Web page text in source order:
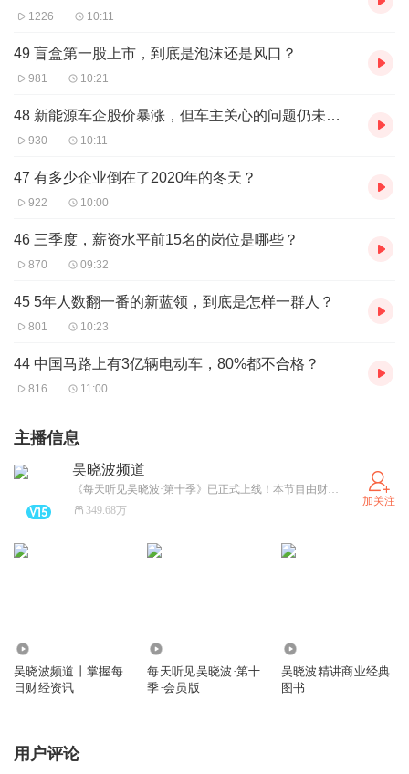
1226 10:11
49 盲盒第一股上市，到底是泡沫还是风口？
981 10:21
48 新能源车企股价暴涨，但车主关心的问题仍未解决
930 10:11
47 有多少企业倒在了2020年的冬天？
922 10:00
46 三季度，薪资水平前15名的岗位是哪些？
870 09:32
45 5年人数翻一番的新蓝领，到底是怎样一群人？
801 10:23
44 中国马路上有3亿辆电动车，80%都不合格？
816 11:00
主播信息
吴晓波频道
《每天听见吴晓波·第十季》已正式上线！本节目由财经作家吴晓波携手“巴九灵”们共同打造，是一档汇聚财经思维的知识频道。内容涵盖财经洞察、企业管理、财富增长、职场进阶、人文素养等多维度话题，带你挖掘新闻背后的财经逻辑，发现数据中的商业价值，理解上亿新中产的焦虑与追求，一起与时代共同成长。
349.68万
加关注
吴晓波频道丨掌握每
日财经资讯
每天听见吴晓波·第十
季·会员版
吴晓波精讲商业经典
图书
用户评论